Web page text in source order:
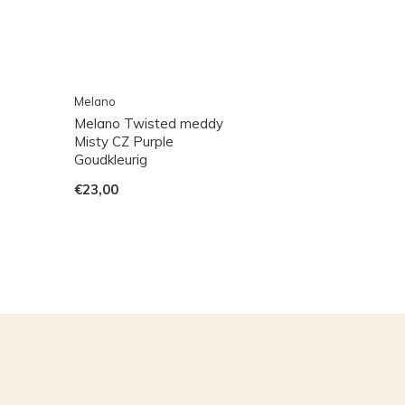
Melano
Melano Twisted meddy
Misty CZ Purple
Goudkleurig
€23,00